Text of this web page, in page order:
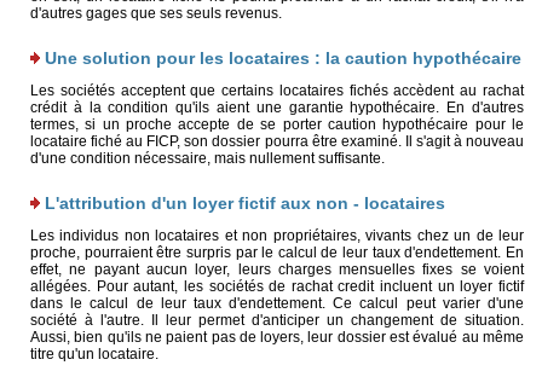
d'autres gages que ses seuls revenus.
Une solution pour les locataires : la caution hypothécaire
Les sociétés acceptent que certains locataires fichés accèdent au rachat
crédit à la condition qu'ils aient une garantie hypothécaire. En d'autres
termes, si un proche accepte de se porter caution hypothécaire pour le
locataire fiché au FICP, son dossier pourra être examiné. Il s'agit à nouveau
d'une condition nécessaire, mais nullement suffisante.
L'attribution d'un loyer fictif aux non - locataires
Les individus non locataires et non propriétaires, vivants chez un de leur
proche, pourraient être surpris par le calcul de leur taux d'endettement. En
effet, ne payant aucun loyer, leurs charges mensuelles fixes se voient
allégées. Pour autant, les sociétés de rachat credit incluent un loyer fictif
dans le calcul de leur taux d'endettement. Ce calcul peut varier d'une
société à l'autre. Il leur permet d'anticiper un changement de situation.
Aussi, bien qu'ils ne paient pas de loyers, leur dossier est évalué au même
titre qu'un locataire.